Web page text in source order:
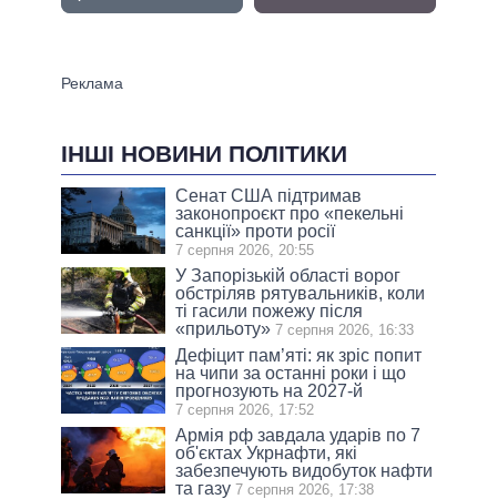
ІНШІ НОВИНИ ПОЛІТИКИ
Сенат США підтримав
законопроєкт про «пекельні
санкції» проти росії
7 серпня 2026, 20:55
У Запорізькій області ворог
обстріляв рятувальників, коли
ті гасили пожежу після
«прильоту» 7 серпня 2026, 16:33
Дефіцит пам’яті: як зріс попит
на чипи за останні роки і що
прогнозують на 2027-й
7 серпня 2026, 17:52
Армія рф завдала ударів по 7
об'єктах Укрнафти, які
забезпечують видобуток нафти
та газу 7 серпня 2026, 17:38